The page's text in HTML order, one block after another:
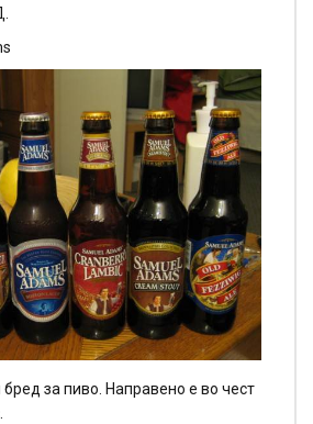
за пиво. Направено е во чест